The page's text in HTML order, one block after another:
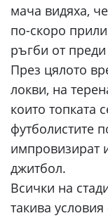
мача видяха,
по-скоро
ръгби от
През цялото
локви, на
които топката
футболистите
импровизират
джитбол.
Всички на
такива